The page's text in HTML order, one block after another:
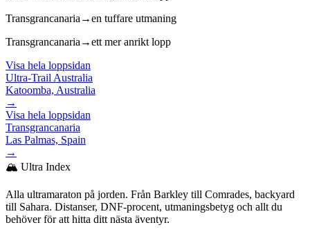
Transgrancanaria →en tuffare utmaning
Transgrancanaria →ett mer anrikt lopp
Visa hela loppsidan
Ultra-Trail Australia
Katoomba, Australia
→
Visa hela loppsidan
Transgrancanaria
Las Palmas, Spain
→
🏔️ Ultra Index
Alla ultramaraton på jorden. Från Barkley till Comrades, backyard
till Sahara. Distanser, DNF-procent, utmaningsbetyg och allt du
behöver för att hitta ditt nästa äventyr.